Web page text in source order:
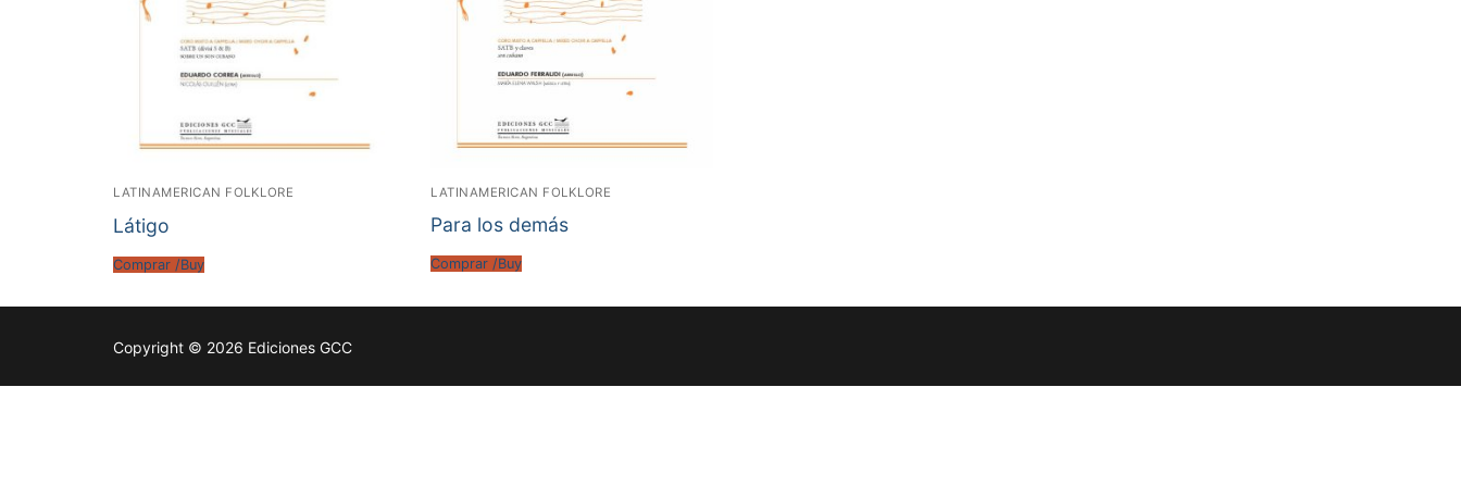
LATINAMERICAN FOLKLORE
Látigo
Comprar /Buy
LATINAMERICAN FOLKLORE
Para los demás
Comprar /Buy
Copyright © 2026 Ediciones GCC